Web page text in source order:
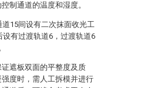
制通道的温度和湿度。
15间设有二次抹面收光工
有过渡轨道6，过渡轨道6
遮板双面的平整度及质
度时，需人工拆模并进行